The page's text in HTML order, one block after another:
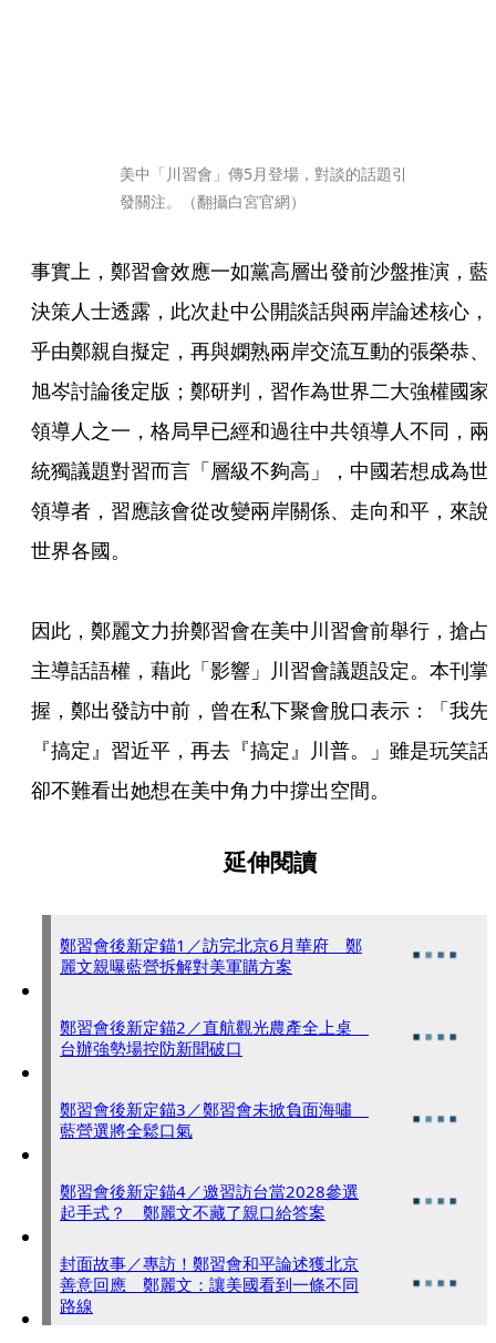
美中「川習會」傳5月登場，對談的話題引
發關注。（翻攝白宮官網）
事實上，鄭習會效應一如黨高層出發前沙盤推演，藍
決策人士透露，此次赴中公開談話與兩岸論述核心，
乎由鄭親自擬定，再與嫻熟兩岸交流互動的張榮恭、
旭岑討論後定版；鄭研判，習作為世界二大強權國家
領導人之一，格局早已經和過往中共領導人不同，兩
統獨議題對習而言「層級不夠高」，中國若想成為世
領導者，習應該會從改變兩岸關係、走向和平，來說
世界各國。
因此，鄭麗文力拚鄭習會在美中川習會前舉行，搶占
主導話語權，藉此「影響」川習會議題設定。本刊掌
握，鄭出發訪中前，曾在私下聚會脫口表示：「我先
『搞定』習近平，再去『搞定』川普。」雖是玩笑話
卻不難看出她想在美中角力中撐出空間。
延伸閱讀
鄭習會後新定錨1／訪完北京6月華府 鄭
麗文親曝藍營拆解對美軍購方案
鄭習會後新定錨2／直航觀光農產全上桌
台辦強勢場控防新聞破口
鄭習會後新定錨3／鄭習會未掀負面海嘯
藍營選將全鬆口氣
鄭習會後新定錨4／邀習訪台當2028參選
起手式？ 鄭麗文不藏了親口給答案
封面故事／專訪！鄭習會和平論述獲北京
善意回應 鄭麗文：讓美國看到一條不同
路線